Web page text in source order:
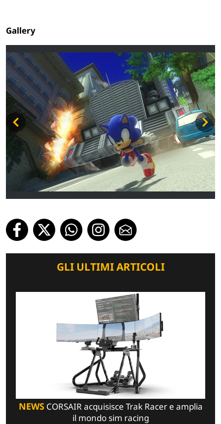
Gallery
GLI ULTIMI ARTICOLI
NEWSCORSAIR acquisisce Trak Racer e amplia
il mondo sim racing